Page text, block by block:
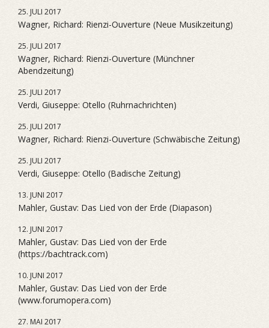
25. JULI 2017
Wagner, Richard: Rienzi-Ouverture (Neue Musikzeitung)
25. JULI 2017
Wagner, Richard: Rienzi-Ouverture (Münchner
Abendzeitung)
25. JULI 2017
Verdi, Giuseppe: Otello (Ruhrnachrichten)
25. JULI 2017
Wagner, Richard: Rienzi-Ouverture (Schwäbische Zeitung)
25. JULI 2017
Verdi, Giuseppe: Otello (Badische Zeitung)
13. JUNI 2017
Mahler, Gustav: Das Lied von der Erde (Diapason)
12. JUNI 2017
Mahler, Gustav: Das Lied von der Erde
(https://bachtrack.com)
10. JUNI 2017
Mahler, Gustav: Das Lied von der Erde
(www.forumopera.com)
27. MAI 2017